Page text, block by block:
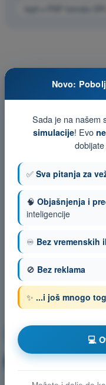
Ispit u PDF formatu
Meteorologija
🔒 PRO
Novo:
Sada je na našem
simulacije! Evo
✅ Sva pitanja za
🧠 Objašnjenja i
inteligencije
♾️ Bez vremenskih
🚫 Bez reklama
✨ ...i još mnogo
💻